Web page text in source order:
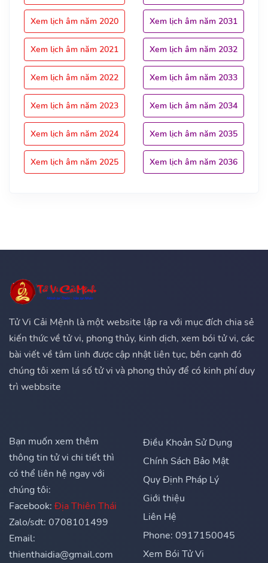
Xem lịch âm năm 2020
Xem lịch âm năm 2021
Xem lịch âm năm 2022
Xem lịch âm năm 2023
Xem lịch âm năm 2024
Xem lịch âm năm 2025
Xem lịch âm năm 2031
Xem lịch âm năm 2032
Xem lịch âm năm 2033
Xem lịch âm năm 2034
Xem lịch âm năm 2035
Xem lịch âm năm 2036
Tử Vi Cải Mệnh là một website lập ra với mục đích chia sẻ
kiến thức về tử vi, phong thủy, kinh dịch, xem bói tử vi, các
bài viết về tâm linh được cập nhật liên tục, bên cạnh đó
chúng tôi xem lá số tử vi và phong thủy để có kinh phí duy
trì webbsite
Bạn muốn xem thêm
thông tin tử vi chi tiết thì
có thể liên hệ ngay với
chúng tôi:
Facebook: Địa Thiên Thái
Zalo/sdt: 0708101499
Email:
thienthaidia@gmail.com
Điều Khoản Sử Dụng
Chính Sách Bảo Mật
Quy Định Pháp Lý
Giới thiệu
Liên Hệ
Phone: 0917150045
Xem Bói Tử Vi